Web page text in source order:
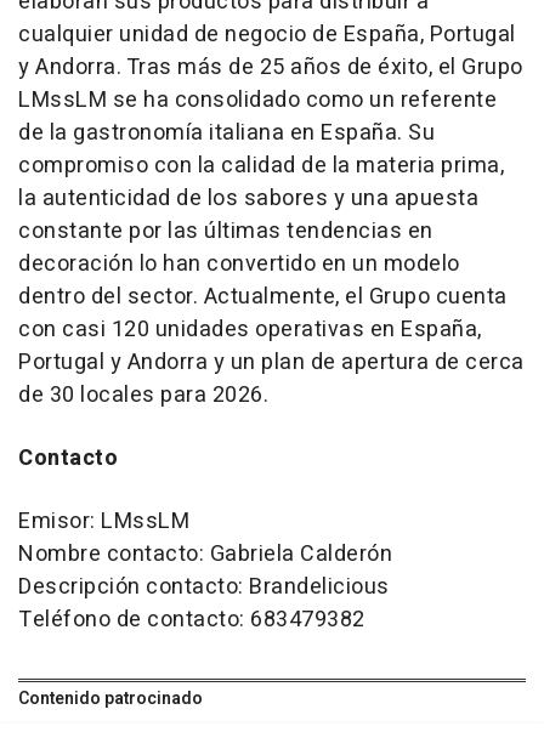
cualquier unidad de negocio de España, Portugal
y Andorra. Tras más de 25 años de éxito, el Grupo
LMssLM se ha consolidado como un referente
de la gastronomía italiana en España. Su
compromiso con la calidad de la materia prima,
la autenticidad de los sabores y una apuesta
constante por las últimas tendencias en
decoración lo han convertido en un modelo
dentro del sector. Actualmente, el Grupo cuenta
con casi 120 unidades operativas en España,
Portugal y Andorra y un plan de apertura de cerca
de 30 locales para 2026.
Contacto
Emisor: LMssLM
Nombre contacto: Gabriela Calderón
Descripción contacto: Brandelicious
Teléfono de contacto: 683479382
Contenido patrocinado